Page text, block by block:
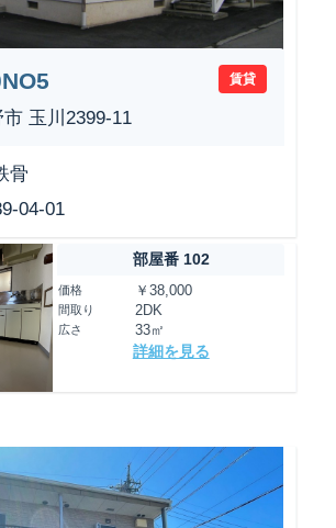
賃貸
玉川2399-11
骨
04-01
部屋番 102
価格 ￥38,000
間取り 2DK
広さ 33㎡
詳細を見る